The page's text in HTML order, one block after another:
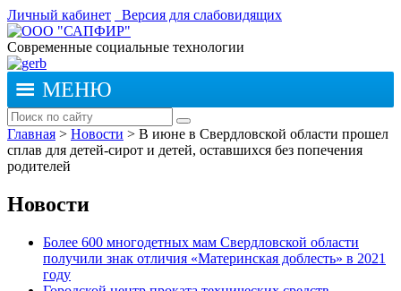
Личный кабинет Версия для слабовидящих
Современные социальные технологии
МЕНЮ
Главная > Новости > В июне в Свердловской области прошел
сплав для детей-сирот и детей, оставшихся без попечения
родителей
Новости
Более 600 многодетных мам Свердловской области
получили знак отличия «Материнская доблесть» в 2021
году